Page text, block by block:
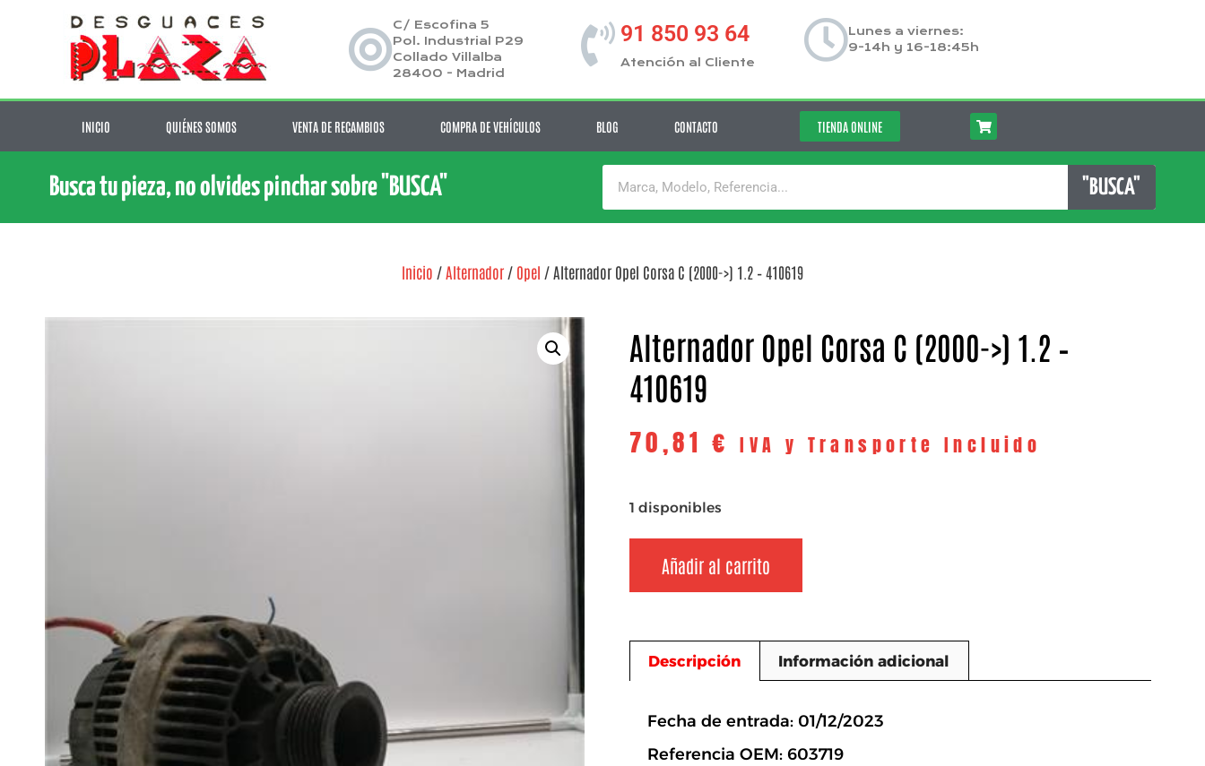
C/ Escofina 5
Pol. Industrial P29
Collado Villalba
28400 - Madrid
91 850 93 64
Atención al Cliente
Lunes a viernes:
9-14h y 16-18:45h
INICIO QUIÉNES SOMOS VENTA DE RECAMBIOS COMPRA DE VEHÍCULOS BLOG CONTACTO TIENDA ONLINE
Busca tu pieza, no olvides pinchar sobre "BUSCA" "BUSCA"
Inicio / Alternador / Opel / Alternador Opel Corsa C (2000->) 1.2 – 410619
Alternador Opel Corsa C (2000->) 1.2 –
410619
70,81€ IVA y Transporte Incluido
1 disponibles
Añadir al carrito
Descripción Información adicional
Fecha de entrada: 01/12/2023
Referencia OEM: 603719